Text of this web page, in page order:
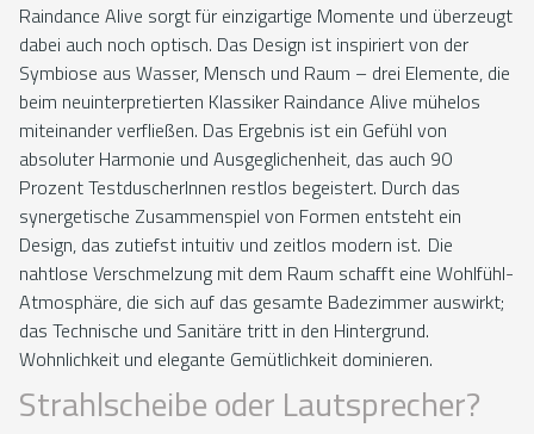
Raindance Alive sorgt für einzigartige Momente und überzeugt
dabei auch noch optisch. Das Design ist inspiriert von der
Symbiose aus Wasser, Mensch und Raum – drei Elemente, die
beim neuinterpretierten Klassiker Raindance Alive mühelos
miteinander verfließen. Das Ergebnis ist ein Gefühl von
absoluter Harmonie und Ausgeglichenheit, das auch 90
Prozent TestduscherInnen restlos begeistert. Durch das
synergetische Zusammenspiel von Formen entsteht ein
Design, das zutiefst intuitiv und zeitlos modern ist. Die
nahtlose Verschmelzung mit dem Raum schafft eine Wohlfühl-
Atmosphäre, die sich auf das gesamte Badezimmer auswirkt;
das Technische und Sanitäre tritt in den Hintergrund.
Wohnlichkeit und elegante Gemütlichkeit dominieren.
Strahlscheibe oder Lautsprecher?